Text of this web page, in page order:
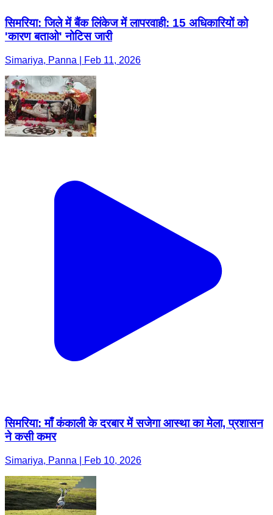
सिमरिया: जिले में बैंक लिंकेज में लापरवाही: 15 अधिकारियों को
'कारण बताओ' नोटिस जारी
Simariya, Panna | Feb 11, 2026
सिमरिया: माँ कंकाली के दरबार में सजेगा आस्था का मेला, प्रशासन
ने कसी कमर
Simariya, Panna | Feb 10, 2026